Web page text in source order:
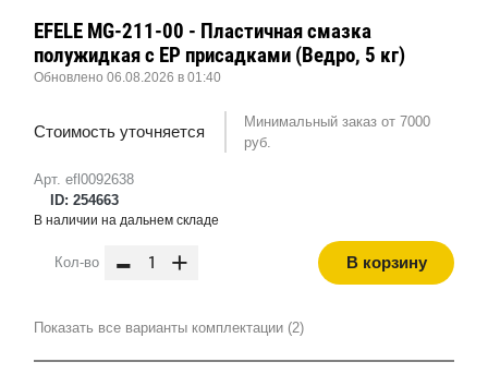
Арт. efl0092638
ID: 254663
EFELE MG-211-00 - Пластичная смазка
полужидкая с EP присадками (Ведро, 5 кг)
Обновлено 06.08.2026 в 01:40
Стоимость уточняется
Минимальный заказ от 7000
руб.
В наличии на дальнем складе
Кол-во - + В корзину
Показать все варианты комплектации (2)